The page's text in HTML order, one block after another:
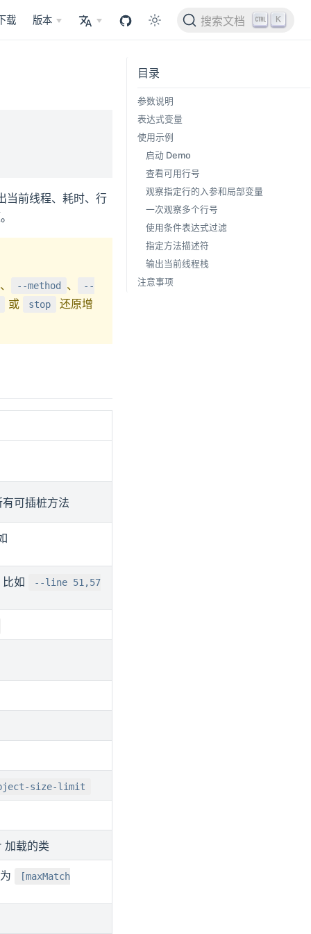
载 版本 搜索文档 K
目录
参数说明
表达式变量
使用示例
启动 Demo
查看可用行号
观察指定行的入参和局部变量
一次观察多个行号
使用条件表达式过滤
指定方法描述符
输出当前线程栈
注意事项
当前线程、耗时、行
、 --method 、 --
或 stop 还原增
可插桩方法
如 --line 51,57
size-limit
载的类
[maxMatch